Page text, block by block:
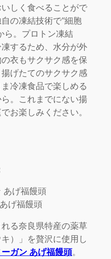
しく食べることがで
の凍結技術で“細胞
ら。プロトン凍結
するため、水分が外
衣もサクサク感を保
げたてのサクサク感
冷凍食品で楽しめる
。これまでにない揚
お楽しみください。
げ福饅頭
る奈良県特産の薬草
）」を贅沢に使用し
ガン あげ福饅頭。